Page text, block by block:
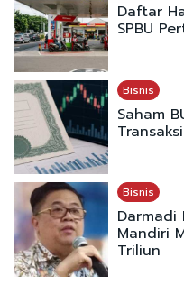
Daftar
SPBU
Bisnis
Saham
Bisnis
Darmadi
Mandiri
Triliun